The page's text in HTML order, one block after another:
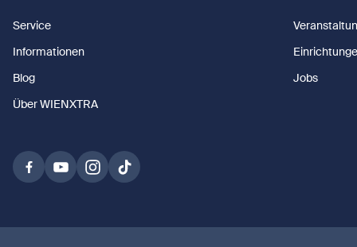
Service
Informationen
Blog
Jobs
Über WIENXTRA